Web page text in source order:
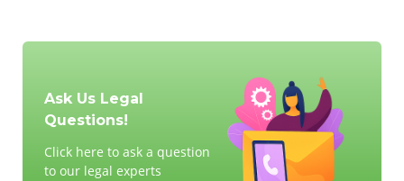
Ask Us Legal
Questions!
Click here to ask a question
to our legal experts